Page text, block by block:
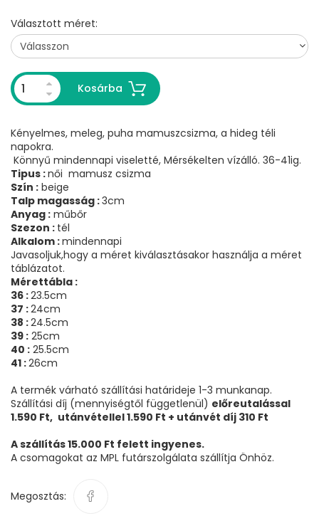
Választott méret:
Kosárba
Kényelmes, meleg, puha mamuszcsizma, a hideg téli
napokra.
Könnyű mindennapi viseletté, Mérsékelten vízálló. 36-41ig.
Tipus :női mamusz csizma
Szín : beige
Talp magasság :3cm
Anyag : műbőr
Szezon : tél
Alkalom :mindennapi
Javasoljuk,hogy a méret kiválasztásakor használja a méret
táblázatot.
Mérettábla :
36 :23.5cm
37 :24cm
38 :24.5cm
39 : 25cm
40 : 25.5cm
41 :26cm
A termék várható szállítási határideje 1-3 munkanap.
Szállítási díj (mennyiségtől függetlenül) előreutalással
1.590 Ft, utánvétellel 1.590 Ft + utánvét díj 310 Ft
A szállítás 15.000 Ft felett ingyenes.
A csomagokat az MPL futárszolgálata szállítja Önhöz.
Megosztás: